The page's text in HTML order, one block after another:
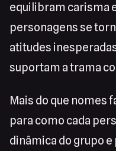
equilibram carisma
personagens se
atitudes
suportam a trama
Mais do que nomes
para como cada
dinâmica do grupo